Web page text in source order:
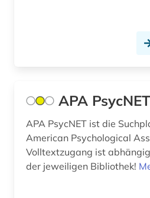
frauenbewegung (2)
frauenforschung (4)
frauengeschichte (1)
APA PsycNET
APA PsycNET ist die
American Psychological
Volltextzugang ist
der jeweiligen Bibliothek!